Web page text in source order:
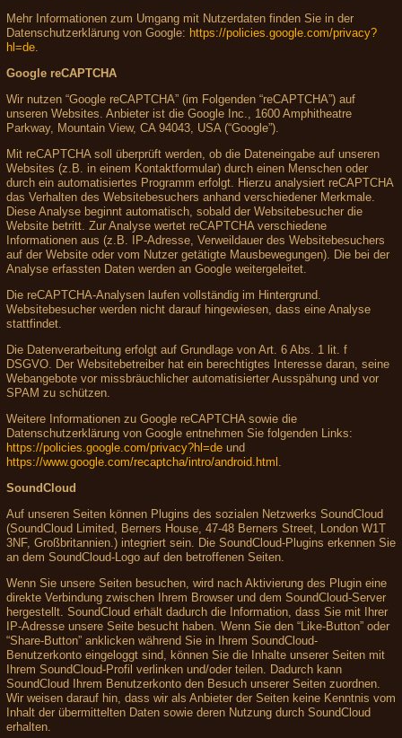
Mehr Informationen zum Umgang mit Nutzerdaten finden Sie in der
Datenschutzerklärung von Google: https://policies.google.com/privacy?
hl=de
Google reCAPTCHA
Wir nutzen “Google reCAPTCHA” (im Folgenden “reCAPTCHA”) auf
unseren Websites. Anbieter ist die Google Inc., 1600 Amphitheatre
Parkway, Mountain View, CA 94043, USA (“Google”).
Mit reCAPTCHA soll überprüft werden, ob die Dateneingabe auf unseren
Websites (z.B. in einem Kontaktformular) durch einen Menschen oder
durch ein automatisiertes Programm erfolgt. Hierzu analysiert reCAPTCHA
das Verhalten des Websitebesuchers anhand verschiedener Merkmale.
Diese Analyse beginnt automatisch, sobald der Websitebesucher die
Website betritt. Zur Analyse wertet reCAPTCHA verschiedene
Informationen aus (z.B. IP-Adresse, Verweildauer des Websitebesuchers
auf der Website oder vom Nutzer getätigte Mausbewegungen). Die bei der
Analyse erfassten Daten werden an Google weitergeleitet.
Die reCAPTCHA-Analysen laufen vollständig im Hintergrund.
Websitebesucher werden nicht darauf hingewiesen, dass eine Analyse
stattfindet.
Die Datenverarbeitung erfolgt auf Grundlage von Art. 6 Abs. 1 lit. f
DSGVO. Der Websitebetreiber hat ein berechtigtes Interesse daran, seine
Webangebote vor missbräuchlicher automatisierter Ausspähung und vor
SPAM zu schützen.
Weitere Informationen zu Google reCAPTCHA sowie die
Datenschutzerklärung von Google entnehmen Sie folgenden Links:
https://policies.google.com/privacy?hl=de und
https://www.google.com/recaptcha/intro/android.html
SoundCloud
Auf unseren Seiten können Plugins des sozialen Netzwerks SoundCloud
(SoundCloud Limited, Berners House, 47-48 Berners Street, London W1T
3NF, Großbritannien.) integriert sein. Die SoundCloud-Plugins erkennen Sie
an dem SoundCloud-Logo auf den betroffenen Seiten.
Wenn Sie unsere Seiten besuchen, wird nach Aktivierung des Plugin eine
direkte Verbindung zwischen Ihrem Browser und dem SoundCloud-Server
hergestellt. SoundCloud erhält dadurch die Information, dass Sie mit Ihrer
IP-Adresse unsere Seite besucht haben. Wenn Sie den “Like-Button” oder
“Share-Button” anklicken während Sie in Ihrem SoundCloud-
Benutzerkonto eingeloggt sind, können Sie die Inhalte unserer Seiten mit
Ihrem SoundCloud-Profil verlinken und/oder teilen. Dadurch kann
SoundCloud Ihrem Benutzerkonto den Besuch unserer Seiten zuordnen.
Wir weisen darauf hin, dass wir als Anbieter der Seiten keine Kenntnis vom
Inhalt der übermittelten Daten sowie deren Nutzung durch SoundCloud
erhalten.